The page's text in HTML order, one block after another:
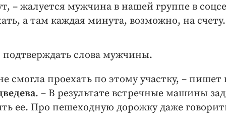
– жалуется мужчина в нашей группе в
а там каждая минута, возможно, на счету.
слова мужчины.
смогла проехать по этому участку, – пишет
. – В результате встречные машины
ее. Про пешеходную дорожку даже